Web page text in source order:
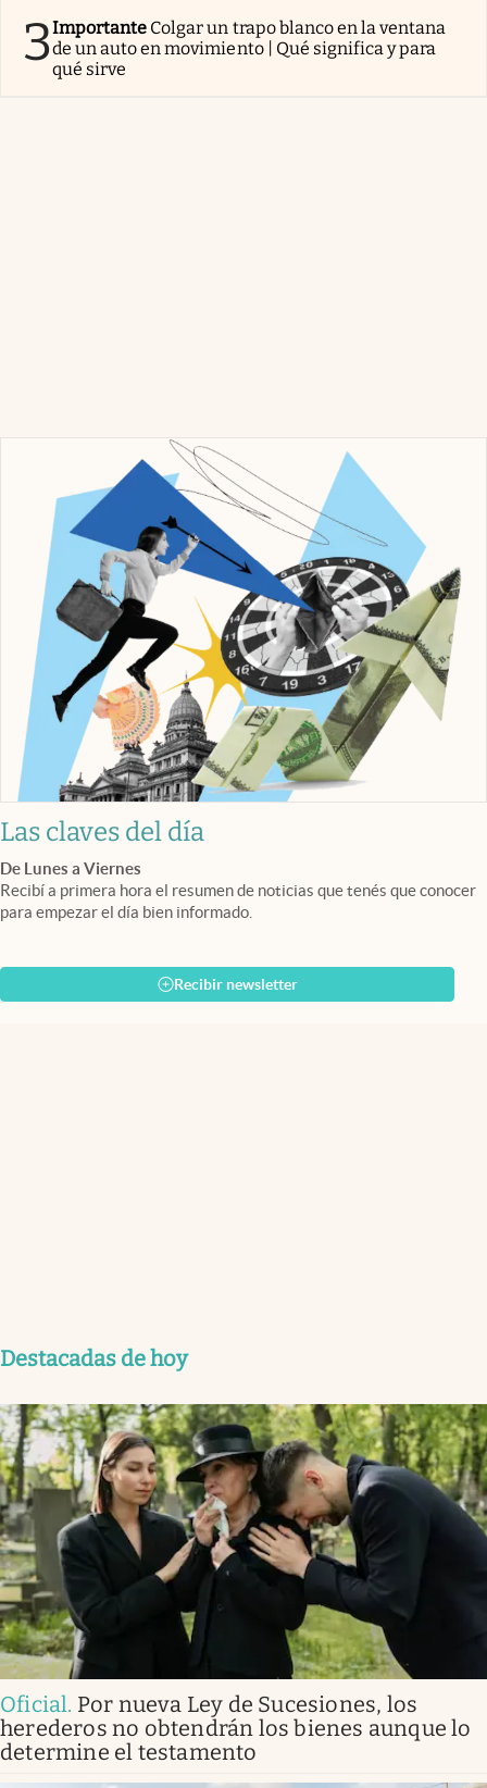
3Importante Colgar un trapo blanco en la ventana
de un auto en movimiento | Qué significa y para
qué sirve
Las claves del día
De Lunes a Viernes
Recibí a primera hora el resumen de noticias que tenés que conocer
para empezar el día bien informado.
Recibir newsletter
Destacadas de hoy
Oficial. Por nueva Ley de Sucesiones, los
herederos no obtendrán los bienes aunque lo
determine el testamento